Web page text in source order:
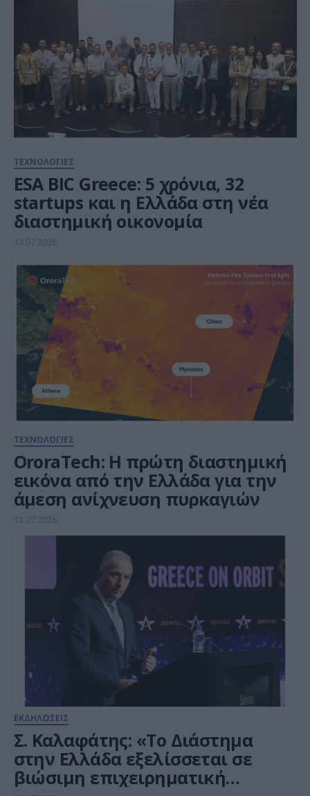
ΤΕΧΝΟΛΟΓΙΕΣ
ESA BIC Greece: 5 χρόνια, 32
startups και η Ελλάδα στη νέα
διαστημική οικονομία
13.07.2026
ΤΕΧΝΟΛΟΓΙΕΣ
OroraTech: Η πρώτη διαστημική
εικόνα από την Ελλάδα για την
άμεση ανίχνευση πυρκαγιών
13.07.2026
ΕΚΔΗΛΩΣΕΙΣ
Σ. Καλαφάτης: «Το Διάστημα
στην Ελλάδα εξελίσσεται σε
βιώσιμη επιχειρηματική